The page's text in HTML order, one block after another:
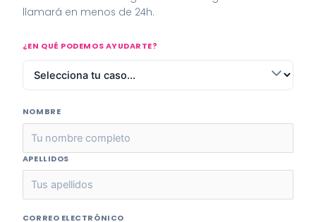
llamará en menos de 24h.
¿EN QUÉ PODEMOS AYUDARTE?
NOMBRE
APELLIDOS
CORREO ELECTRÓNICO